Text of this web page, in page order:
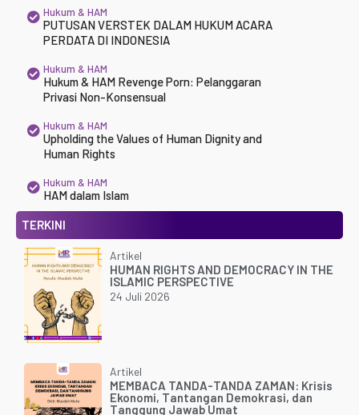
Hukum & HAM
PUTUSAN VERSTEK DALAM HUKUM ACARA
PERDATA DI INDONESIA
Hukum & HAM
Hukum & HAM Revenge Porn: Pelanggaran
Privasi Non-Konsensual
Hukum & HAM
Upholding the Values of Human Dignity and
Human Rights
Hukum & HAM
HAM dalam Islam
TERKINI
Artikel
HUMAN RIGHTS AND DEMOCRACY IN THE
ISLAMIC PERSPECTIVE
24 Juli 2026
Artikel
MEMBACA TANDA-TANDA ZAMAN: Krisis
Ekonomi, Tantangan Demokrasi, dan
Tanggung Jawab Umat